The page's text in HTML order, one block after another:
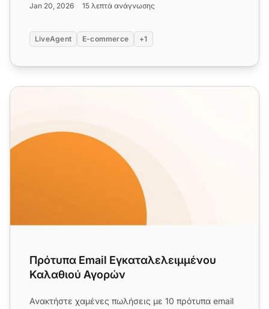
Jan 20, 2026 15 λεπτά ανάγνωσης
LiveAgent E-commerce +1
Πρότυπα Email Εγκαταλελειμμένου Καλαθιού Αγορών
Πρότυπα Email Εγκαταλελειμμένου
Καλαθιού Αγορών
Ανακτήστε χαμένες πωλήσεις με 10 πρότυπα email